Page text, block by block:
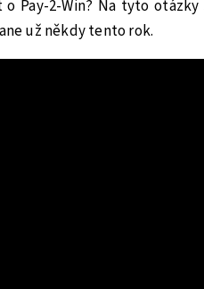
Pay-2-Win? Na tyto
už někdy tento rok.